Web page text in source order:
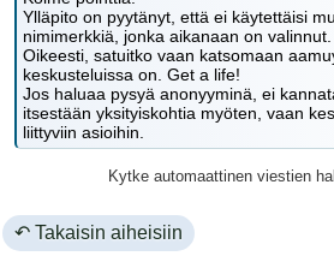
Ylläpito on pyytänyt, että ei käytettäisi
nimimerkkiä, jonka aikanaan on valinnut.
Oikeesti, satuitko vaan katsomaan
keskusteluissa on. Get a life!
Jos haluaa pysyä anonyyminä, ei
itsestään yksityiskohtia myöten, vaan
liittyviin asioihin.
Kytke automaattinen viestien
↶ Takaisin aiheisiin